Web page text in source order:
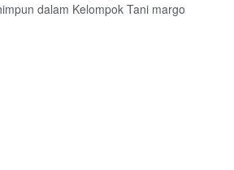
dalam Kelompok Tani margo